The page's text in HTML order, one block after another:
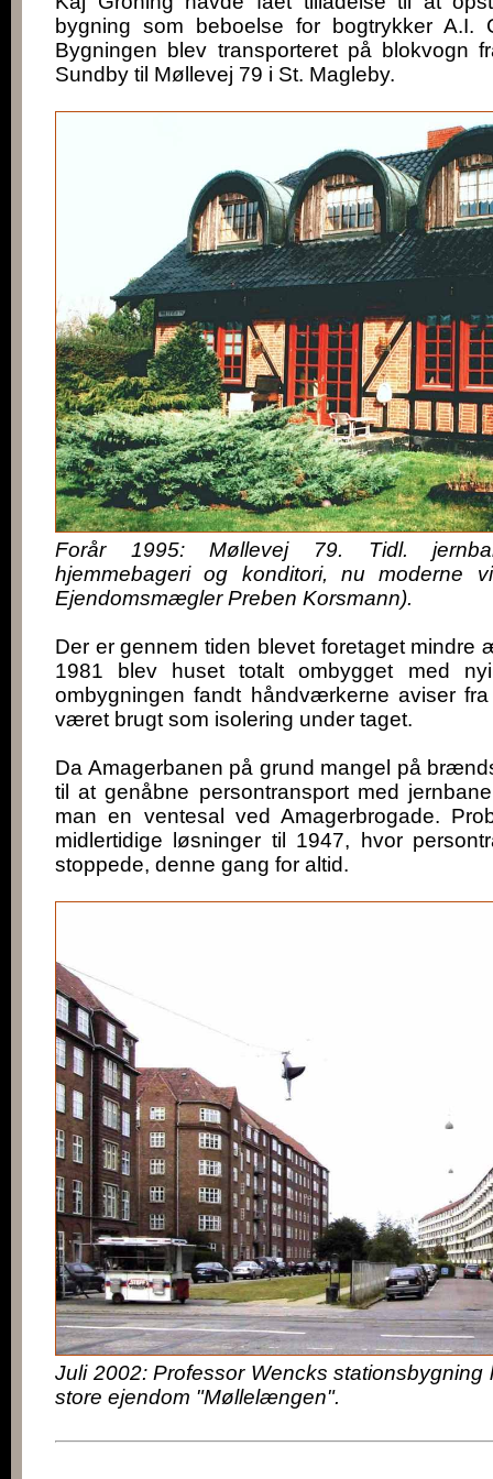
bygning som beboelse for bogtrykker A.I.
Bygningen blev transporteret på blokvogn
Sundby til Møllevej 79 i St. Magleby.
Forår 1995: Møllevej 79. Tidl.
hjemmebageri og konditori, nu moderne
Ejendomsmægler Preben Korsmann).
Der er gennem tiden blevet foretaget mindre
1981 blev huset totalt ombygget med
ombygningen fandt håndværkerne aviser
været brugt som isolering under taget.
Da Amagerbanen på grund mangel på
til at genåbne persontransport med
man en ventesal ved Amagerbrogade.
midlertidige løsninger til 1947, hvor
stoppede, denne gang for altid.
Juli 2002: Professor Wencks
store ejendom "Møllelængen".